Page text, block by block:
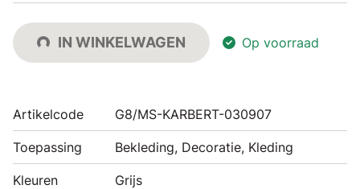
IN WINKELWAGEN Op voorraad
Artikelcode G8/MS-KARBERT-030907
Toepassing Bekleding, Decoratie, Kleding
Kleuren Grijs